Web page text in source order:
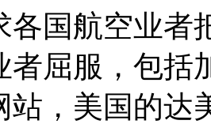
各国航空业者
者屈服，包括
站，美国的达